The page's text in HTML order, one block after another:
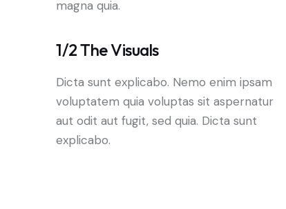
magna quia.
1/2 The Visuals
Dicta sunt explicabo. Nemo enim ipsam
voluptatem quia voluptas sit aspernatur
aut odit aut fugit, sed quia. Dicta sunt
explicabo.